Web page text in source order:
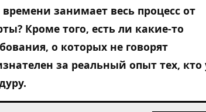
занимает весь процесс от
Кроме того, есть ли какие-то
о которых не говорят
за реальный опыт тех, кто